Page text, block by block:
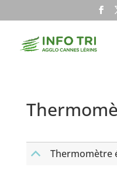
B Thermomètre